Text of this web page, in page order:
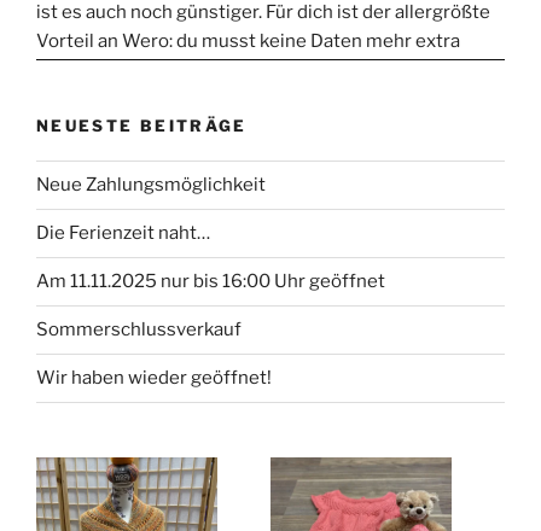
NEUESTE BEITRÄGE
Neue Zahlungsmöglichkeit
Die Ferienzeit naht…
Am 11.11.2025 nur bis 16:00 Uhr geöffnet
Sommerschlussverkauf
Wir haben wieder geöffnet!